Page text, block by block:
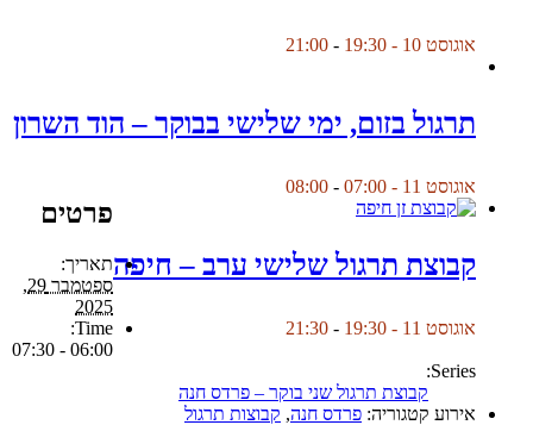
אוגוסט 10 - 19:30 -
21:00
תרגול בזום, ימי שלישי בבוקר – הוד השרון
אוגוסט 11 - 07:00 -
08:00
קבוצת תרגול שלישי ערב – חיפה
אוגוסט 11 - 19:30 -
21:30
פרטים
תאריך:
ספטמבר 29,
2025
Time:
06:00 - 07:30
Series:
קבוצת תרגול שני בוקר – פרדס חנה
אירוע קטגוריה: פרדס חנה, קבוצות תרגול